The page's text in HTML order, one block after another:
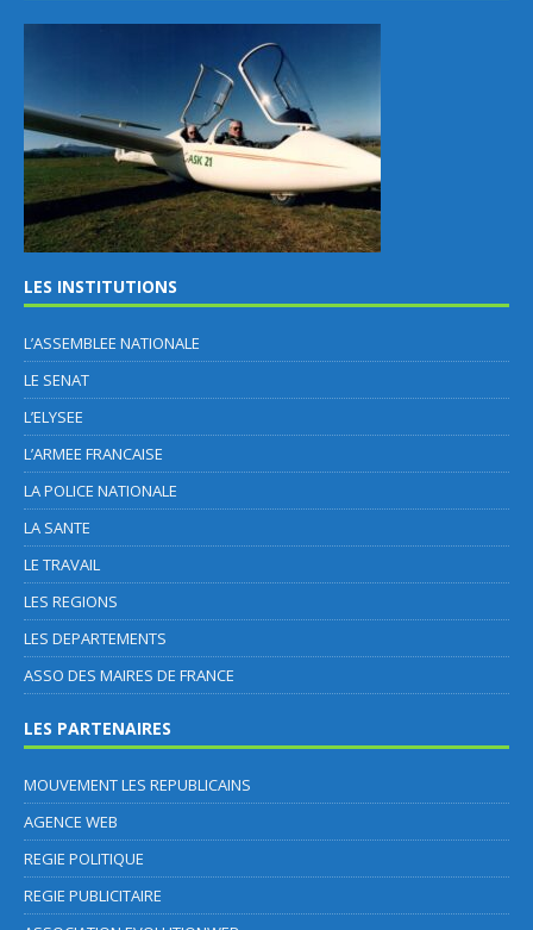
LES INSTITUTIONS
L’ASSEMBLEE NATIONALE
LE SENAT
L’ELYSEE
L’ARMEE FRANCAISE
LA POLICE NATIONALE
LA SANTE
LE TRAVAIL
LES REGIONS
LES DEPARTEMENTS
ASSO DES MAIRES DE FRANCE
LES PARTENAIRES
MOUVEMENT LES REPUBLICAINS
AGENCE WEB
REGIE POLITIQUE
REGIE PUBLICITAIRE